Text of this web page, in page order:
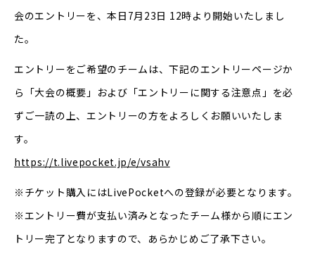
会のエントリーを、本日7月23日 12時より開始いたしまし
た。
エントリーをご希望のチームは、下記のエントリーページか
ら「大会の概要」および「エントリーに関する注意点」を必
ずご一読の上、エントリーの方をよろしくお願いいたしま
す。
https://t.livepocket.jp/e/vsahv
※チケット購入にはLivePocketへの登録が必要となります。
※エントリー費が支払い済みとなったチーム様から順にエン
トリー完了となりますので、あらかじめご了承下さい。